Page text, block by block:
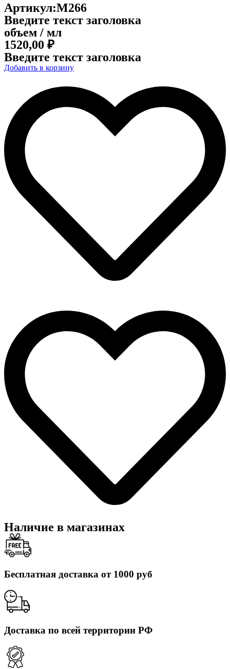
Артикул:M266
Введите текст заголовка
объем / мл
1520,00 ₽
Введите текст заголовка
Добавить в корзину
Наличие в магазинах
Бесплатная доставка от 1000 руб
Доставка по всей территории РФ